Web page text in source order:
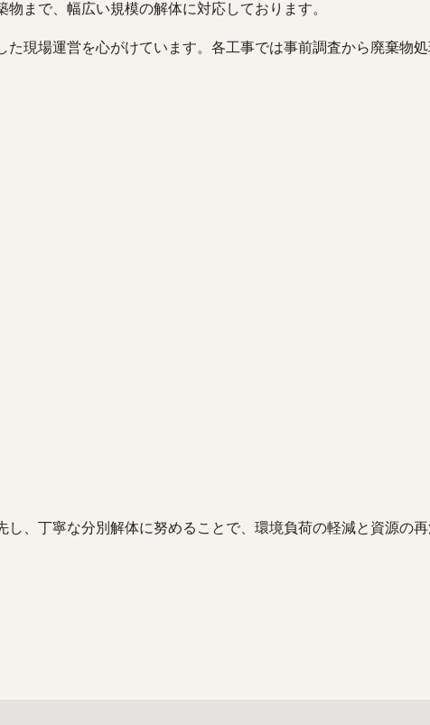
まで、幅広い規模の解体に対応しております。
現場運営を心がけています。各工事では事前調査から廃棄物
、丁寧な分別解体に努めることで、環境負荷の軽減と資源の